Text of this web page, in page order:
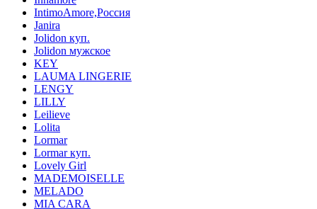
IntimoAmore,Россия
Janira
Jolidon куп.
Jolidon мужское
KEY
LAUMA LINGERIE
LENGY
LILLY
Leilieve
Lolita
Lormar
Lormar куп.
Lovely Girl
MADEMOISELLE
MELADO
MIA CARA